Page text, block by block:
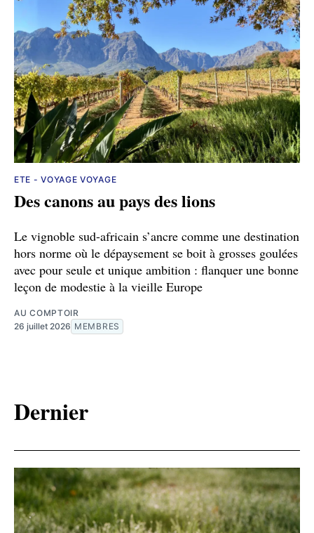
ETE - VOYAGE VOYAGE
Des canons au pays des lions
Le vignoble sud-africain s’ancre comme une destination
hors norme où le dépaysement se boit à grosses goulées
avec pour seule et unique ambition : flanquer une bonne
leçon de modestie à la vieille Europe
AU COMPTOIR
26 juillet 2026 MEMBRES
Dernier